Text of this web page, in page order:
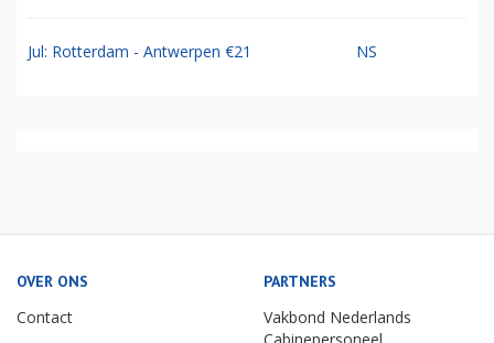
Jul: Rotterdam - Antwerpen €21 NS
OVER ONS
Contact
PARTNERS
Vakbond Nederlands